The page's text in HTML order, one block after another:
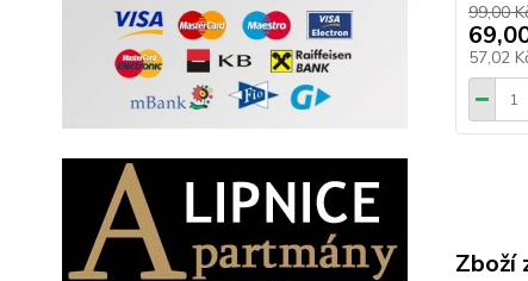
99,00
57,02
Zboží